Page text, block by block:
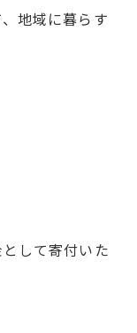
地域に暮らす
して寄付いた